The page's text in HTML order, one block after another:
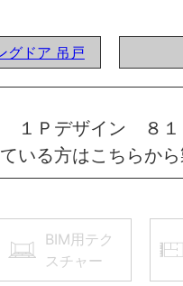
グドア 吊戸
Ｐデザイン ８
いる方はこちらか
BIM用テク
スチャー